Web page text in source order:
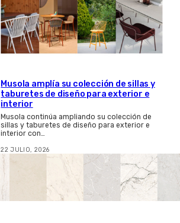
Musola amplía su colección de sillas y
taburetes de diseño para exterior e
interior
Musola continúa ampliando su colección de
sillas y taburetes de diseño para exterior e
interior con…
22 JULIO, 2026